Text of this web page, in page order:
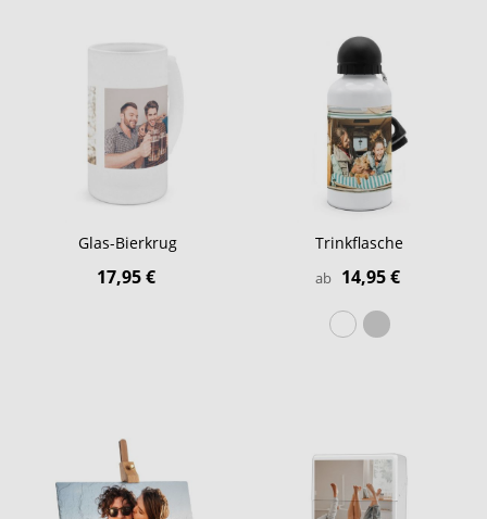
Glas-Bierkrug
17,95 €
Trinkflasche
ab 14,95 €